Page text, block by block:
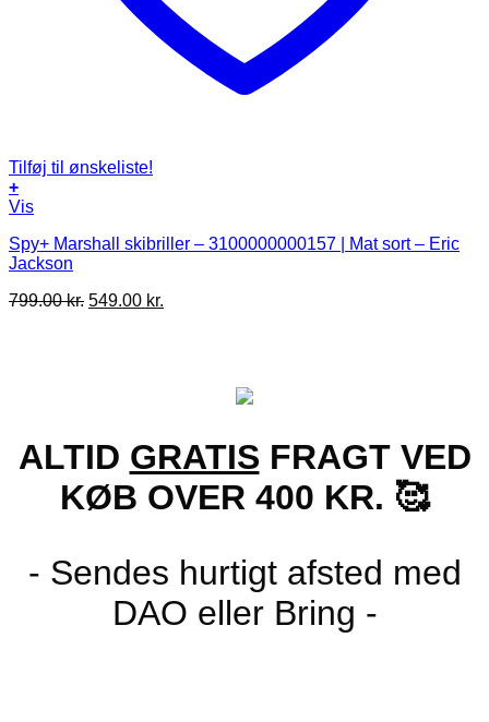
Tilføj til ønskeliste!
+
Vis
Spy+ Marshall skibriller – 3100000000157 | Mat sort – Eric
Jackson
799.00kr. Den
549.00 kr.
ALTID GRATIS FRAGT VED
KØB OVER 400 KR. 🥰
- Sendes hurtigt afsted med
DAO eller Bring -